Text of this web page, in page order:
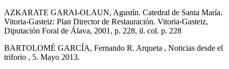
AZKARATE GARAI-OLAUN, Agustín. Catedral de Santa María.
Vitoria-Gasteiz: Plan Director de Restauración. Vitoria-Gasteiz,
Diputación Foral de Álava, 2001, p. 228, il. col. p. 228
BARTOLOMÉ GARCÍA, Fernando R. Arqueta , Noticias desde el
triforio , 5. Mayo 2013.